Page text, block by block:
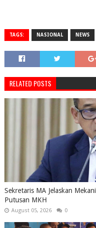
TAGS: NASIONAL NEWS
RELATED POSTS
Sekretaris MA Jelaskan
Putusan MKH
August 05, 2026 0